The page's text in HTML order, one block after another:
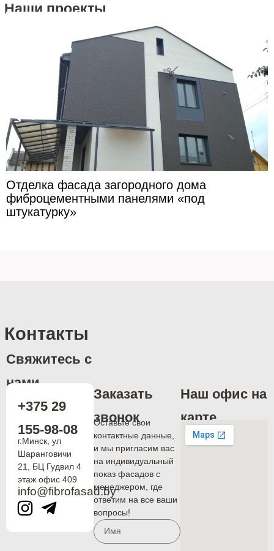
Наши проекты
Отделка фасада загородного дома
фиброцементными панелями «под
штукатурку»
Контакты
Свяжитесь с
нами
+375 29
155-98-08
г.Минск, ул
Шаранговичи
21, БЦ Гудвил 4
этаж офис 409
info@fibrofasad.by
Заказать
звонок
Оставьте свои
контактные данные,
и мы пригласим вас
на индивидуальный
показ фасадов с
менеджером, где
ответим на все ваши
вопросы!
Наш офис на
карте